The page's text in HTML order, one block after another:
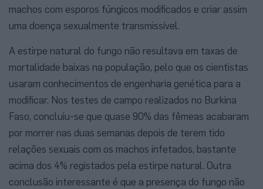
machos com esporos fúngicos modificados e criar assim
uma doença sexualmente transmissível.
A estirpe natural do fungo não resultava em taxas de
mortalidade baixas na população, pelo que os cientistas
usaram conhecimentos de engenharia genética para a
modificar. Nos testes de campo realizados no Burkina
Faso, concluiu-se que quase 90% das fêmeas acabaram
por morrer nas duas semanas depois de terem tido
relações sexuais com os machos infetados, bastante
acima dos 4% registados pela estirpe natural. Outra
conclusão interessante é que a presença do fungo não